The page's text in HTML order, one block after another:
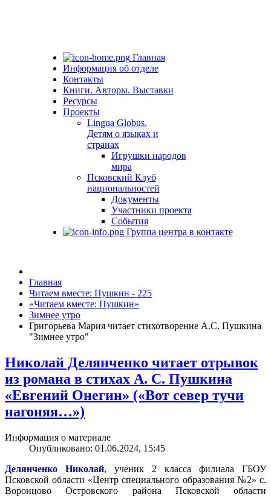
Главная
Информация об отделе
Контакты
Книги. Авторы. Выставки
Ресурсы
Проекты
Lingua Globus.
Детям о языках и
странах
Игрушки народов
мира
Псковский Клуб
национальностей
Документы
Участники проекта
События
Группа центра в контакте
Главная
Читаем вместе: Пушкин - 225
«Читаем вместе: Пушкин»
Зимнее утро
Григорьева Мария читает стихотворение А.С. Пушкина
"Зимнее утро"
Николай Делянченко читает отрывок
из романа в стихах А. С. Пушкина
«Евгений Онегин» («Вот север тучи
нагоняя…»)
Информация о материале
Опубликовано: 01.06.2024, 15:45
Делянченко Николай, ученик 2 класса филиала ГБОУ
Псковской области «Центр специального образования №2» с.
Воронцово Островского района Псковской области